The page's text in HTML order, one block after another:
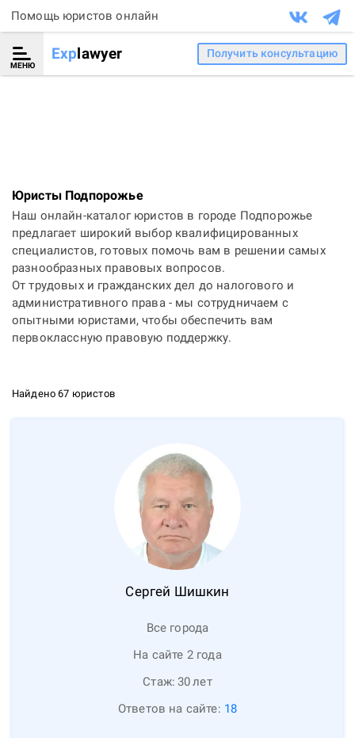
Помощь юристов онлайн
МЕНЮ
Explawyer Получить консультацию
Юристы Подпорожье
Наш онлайн-каталог юристов в городе Подпорожье
предлагает широкий выбор квалифицированных
специалистов, готовых помочь вам в решении самых
разнообразных правовых вопросов.
От трудовых и гражданских дел до налогового и
административного права - мы сотрудничаем с
опытными юристами, чтобы обеспечить вам
первоклассную правовую поддержку.
Найдено 67 юристов
Сергей Шишкин
Все города
На сайте 2 года
Стаж: 30лет
Ответов на сайте: 18